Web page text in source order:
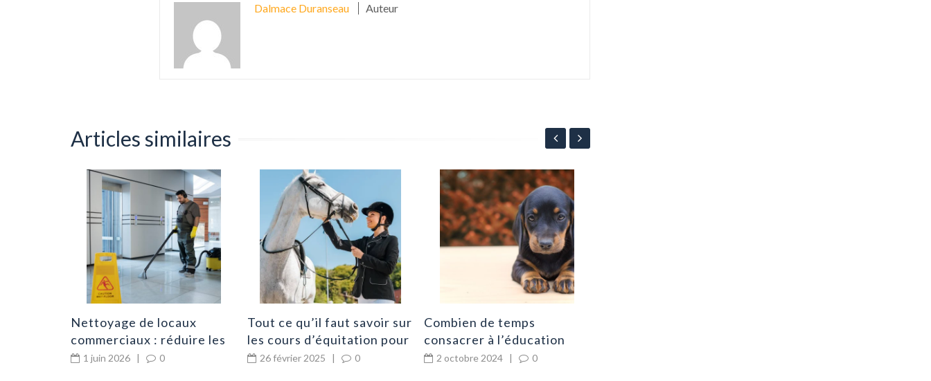
Dalmace Duranseau Auteur
Articles similaires
Nettoyage de locaux
commerciaux : réduire les
risques sanitaires
1 juin 2026 | 0
Tout ce qu’il faut savoir sur
les cours d’équitation pour
débutants
26 février 2025 | 0
Combien de temps
consacrer à l’éducation
d’un chiot chaque jour ?
2 octobre 2024 | 0